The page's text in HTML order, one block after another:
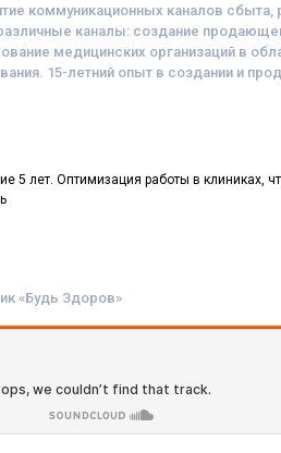
коммуникационных каналов сбыта,
каналы: создание
медицинских организаций в
15-летний опыт в создании и
лет. Оптимизация работы в клиниках,
«Будь Здоров»